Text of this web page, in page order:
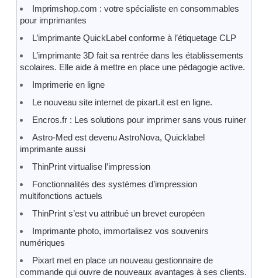
Imprimshop.com : votre spécialiste en consommables
pour imprimantes
L’imprimante QuickLabel conforme à l’étiquetage CLP
L’imprimante 3D fait sa rentrée dans les établissements
scolaires. Elle aide à mettre en place une pédagogie active.
Imprimerie en ligne
Le nouveau site internet de pixart.it est en ligne.
Encros.fr : Les solutions pour imprimer sans vous ruiner
Astro-Med est devenu AstroNova, Quicklabel
imprimante aussi
ThinPrint virtualise l’impression
Fonctionnalités des systèmes d’impression
multifonctions actuels
ThinPrint s’est vu attribué un brevet européen
Imprimante photo, immortalisez vos souvenirs
numériques
Pixart met en place un nouveau gestionnaire de
commande qui ouvre de nouveaux avantages à ses clients.